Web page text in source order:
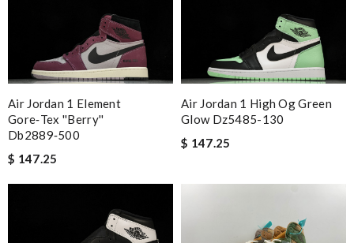
Air Jordan 1 Element
Gore‑tex ''berry''
Db2889‑500
$ 147.25
Air Jordan 1 High Og Green
Glow Dz5485-130
$ 147.25